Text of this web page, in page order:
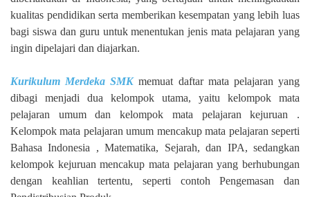
kualitas pendidikan serta memberikan kesempatan yang lebih luas
bagi siswa dan guru untuk menentukan jenis mata pelajaran yang
ingin dipelajari dan diajarkan.
Kurikulum Merdeka SMKmemuat daftar mata pelajaran yang
dibagi menjadi dua kelompok utama, yaitu kelompok mata
pelajaran umum dan kelompok mata pelajaran kejuruan .
Kelompok mata pelajaran umum mencakup mata pelajaran seperti
Bahasa Indonesia , Matematika, Sejarah, dan IPA, sedangkan
kelompok kejuruan mencakup mata pelajaran yang berhubungan
dengan keahlian tertentu, seperti contoh Pengemasan dan